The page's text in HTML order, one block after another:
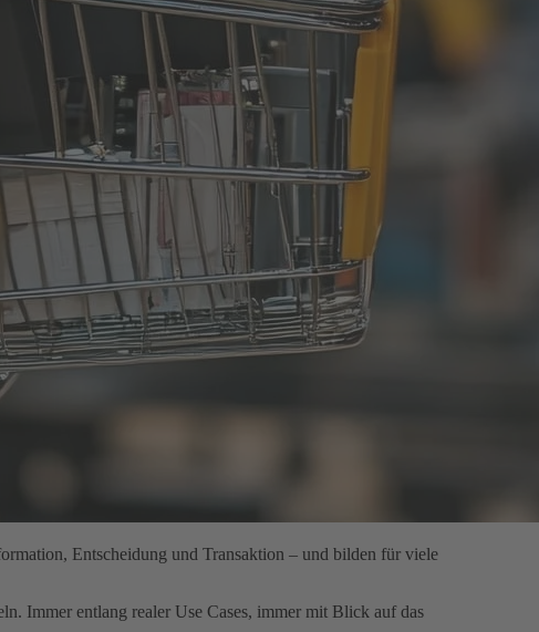
Entscheidung und Transaktion – und bilden für viele
Immer entlang realer Use Cases, immer mit Blick auf das